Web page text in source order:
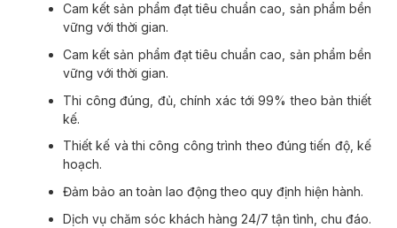
Cam kết sản phẩm đạt tiêu chuẩn cao, sản phẩm bền
vững với thời gian.
Cam kết sản phẩm đạt tiêu chuẩn cao, sản phẩm bền
vững với thời gian.
Thi công đúng, đủ, chính xác tới 99% theo bản thiết
kế.
Thiết kế và thi công công trình theo đúng tiến độ, kế
hoạch.
Đảm bảo an toàn lao động theo quy định hiện hành.
Dịch vụ chăm sóc khách hàng 24/7 tận tình, chu đáo.